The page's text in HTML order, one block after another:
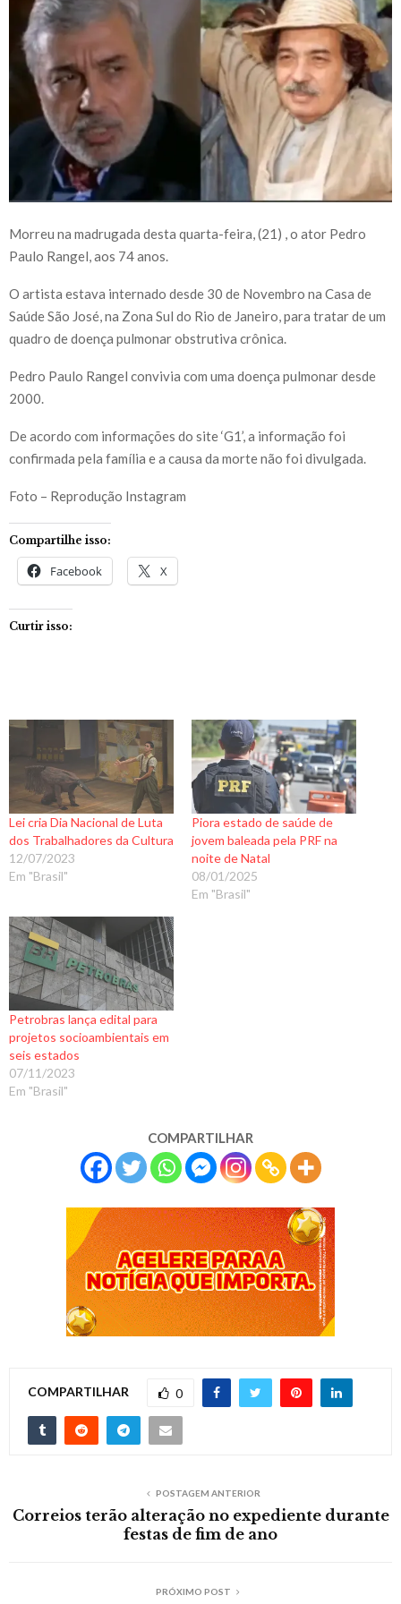
Morreu na madrugada desta quarta-feira, (21) , o ator Pedro
Paulo Rangel, aos 74 anos.
O artista estava internado desde 30 de Novembro na Casa de
Saúde São José, na Zona Sul do Rio de Janeiro, para tratar de um
quadro de doença pulmonar obstrutiva crônica.
Pedro Paulo Rangel convivia com uma doença pulmonar desde
2000.
De acordo com informações do site ‘G1’, a informação foi
confirmada pela família e a causa da morte não foi divulgada.
Foto – Reprodução Instagram
Compartilhe isso:
Facebook X
Curtir isso:
Lei cria Dia Nacional de Luta
dos Trabalhadores da Cultura
12/07/2023
Em "Brasil"
Piora estado de saúde de
jovem baleada pela PRF na
noite de Natal
08/01/2025
Em "Brasil"
Petrobras lança edital para
projetos socioambientais em
seis estados
07/11/2023
Em "Brasil"
COMPARTILHAR
COMPARTILHAR 0
POSTAGEM ANTERIOR
Correios terão alteração no expediente durante
festas de fim de ano
PRÓXIMO POST